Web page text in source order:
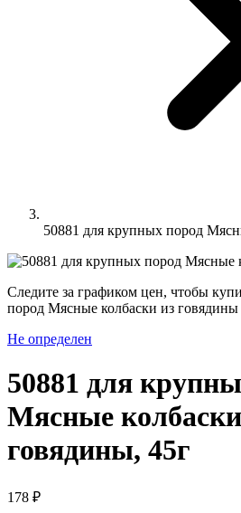
50881 для крупных пород
Следите за графиком цен, чтобы
пород Mясные колбаски из
Не определен
50881 для
Mясные
говядины, 45г
178 ₽